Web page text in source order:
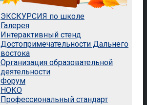
ЭКСКУРСИЯ по школе
Галерея
Интерактивный стенд
Достопримечательности Дальнего
востока
Организация образовательной
деятельности
Форум
НОКО
Профессиональный стандарт